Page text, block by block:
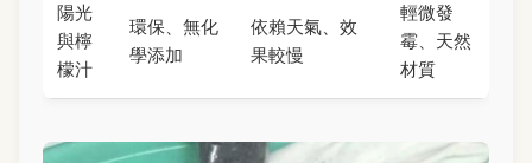
陽光
與檸
檬汁
環保、無化
學添加
依賴天氣、效
果較慢
輕微發
霉、天然
材質